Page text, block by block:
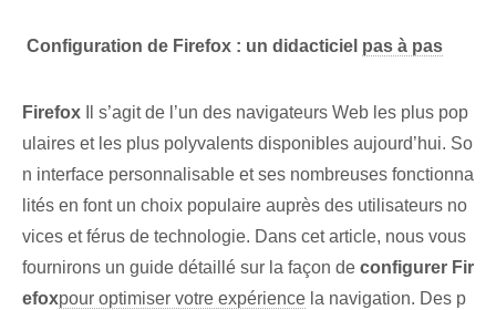
Configuration de Firefox : un didacticiel pas à pas
Firefox Il s’agit de l’un des navigateurs Web les plus pop
ulaires et les plus polyvalents disponibles aujourd’hui. So
n interface personnalisable et ses nombreuses fonctionna
lités en font un choix populaire auprès des utilisateurs no
vices et férus de technologie. Dans cet⁢ article, nous vous
fournirons un guide détaillé sur la façon de configurer Fir
efoxpour optimiser votre expérience la navigation. Des p